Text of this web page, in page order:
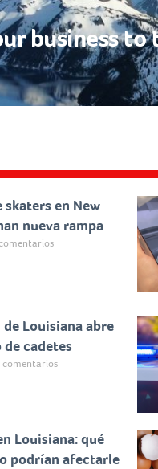
business to
skaters en New
nueva rampa
Louisiana abre
cadetes
comentarios
Louisiana: qué
podrían afectarle